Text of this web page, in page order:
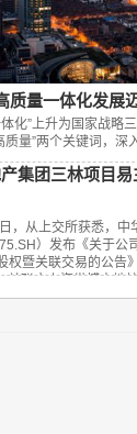
质量一体化发展
化”上升为国家战略
质量”两个关键词，深
集团三林项目
，从上交所获悉，中
）发布《关于
权暨关联交易的公告
关联方上海世博土地